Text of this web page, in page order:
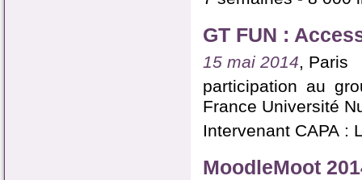
GT FUN :
15 mai 2014, Paris
participation au
France Université
Intervenant CAPA :
MoodleMoot